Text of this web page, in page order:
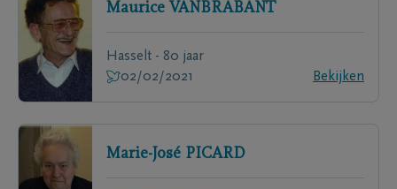
Maurice VANBRABANT
Hasselt - 80 jaar
02/02/2021
Bekijken
Marie-José PICARD